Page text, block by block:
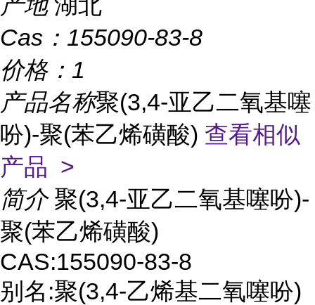
Cas： 155090-83-8
价格： 1
产品名称聚(3,4-亚乙二氧基噻
吩)-聚(苯乙烯磺酸) 查看相似
产品 >
简介 聚(3,4-亚乙二氧基噻吩)-
聚(苯乙烯磺酸)
CAS:155090-83-8
别名:聚(3,4-乙烯基二氧噻吩)